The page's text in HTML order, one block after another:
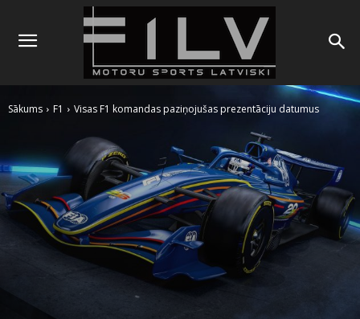
Sākums F1 Visas F1 komandas paziņojušas prezentāciju datumus